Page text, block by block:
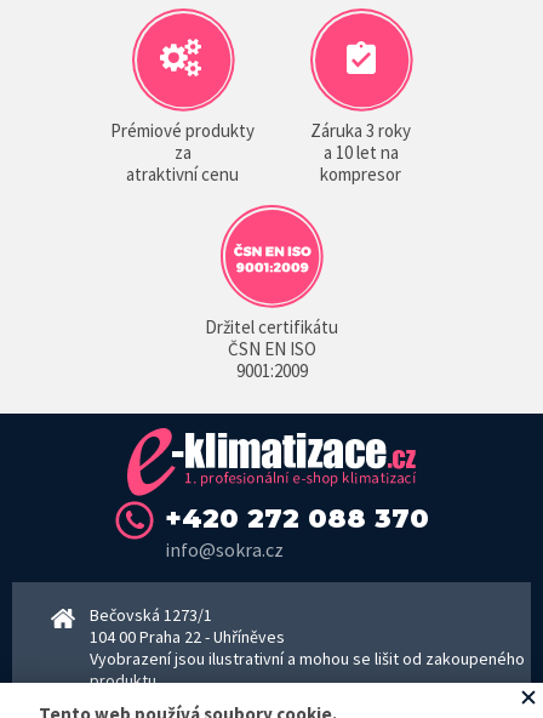
Prémiové produkty
za
atraktivní cenu
Záruka 3 roky
a 10 let na
kompresor
Držitel certifikátu
ČSN EN ISO
9001:2009
+420 272 088 370
info@sokra.cz
Bečovská 1273/1
104 00 Praha 22 - Uhříněves
Vyobrazení jsou ilustrativní a mohou se lišit od zakoupeného
produktu.
www.sokra.cz│www.haier-klimatizace.cz